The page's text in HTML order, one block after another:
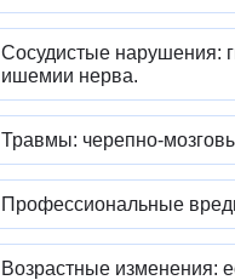
Сосудистые нарушения:
ишемии нерва.
Травмы: черепно-
Профессиональные
Возрастные изменения: